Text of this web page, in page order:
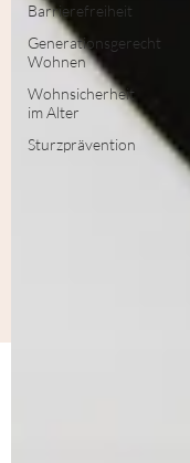
Barrierefreiheit
Generationsgerecht
Wohnen
Wohnsicherheit
im Alter
Sturzprävention